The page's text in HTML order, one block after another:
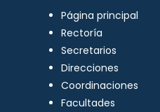
Página principal
Rectoría
Secretarios
Direcciones
Coordinaciones
Facultades